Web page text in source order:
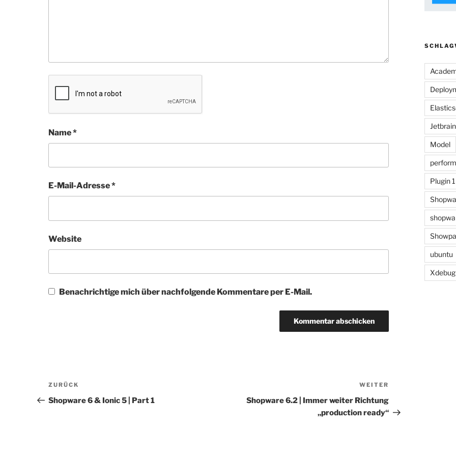
Name*
E-Mail-Adresse*
Website
Benachrichtige mich über nachfolgende Kommentare per E-Mail.
Beitragsnavigation
Vorheriger
Beitrag
ZURÜCK
Shopware 6 & Ionic 5 | Part 1
Beitrag
WEITER
Shopware 6.2 | Immer weiter Richtung
„production ready“
Model
Plugin
ubuntu
Xdebug